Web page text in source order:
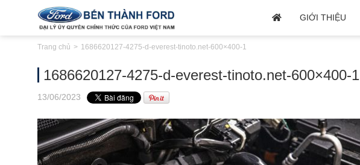
GIỚI THIỆU
Trang chủ 1686620127-4275-d-everest-tinoto.net-600×400-1
1686620127-4275-d-everest-tinoto.net-600×400-1
13/06/2023